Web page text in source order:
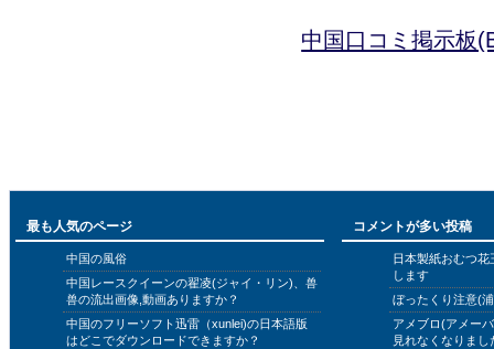
中国口コミ掲示板
最も人気のページ
中国の風俗
中国レースクイーンの翟凌(ジャイ・リン)、兽
兽の流出画像,動画ありますか？
中国のフリーソフト迅雷（xunlei)の日本語版
はどこでダウンロードできますか？
コメントが多い投稿
日本製紙おむつ
します
ぼったくり注意(
アメブロ(アメー
見れなくなりまし